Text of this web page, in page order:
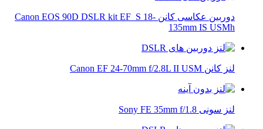
دوربین عکاسی کانن Canon EOS 90D DSLR kit EF_S 18-
135mm IS USMh
لنز کانن Canon EF 24-70mm f/2.8L II USM
لنز سونی Sony FE 35mm f/1.8